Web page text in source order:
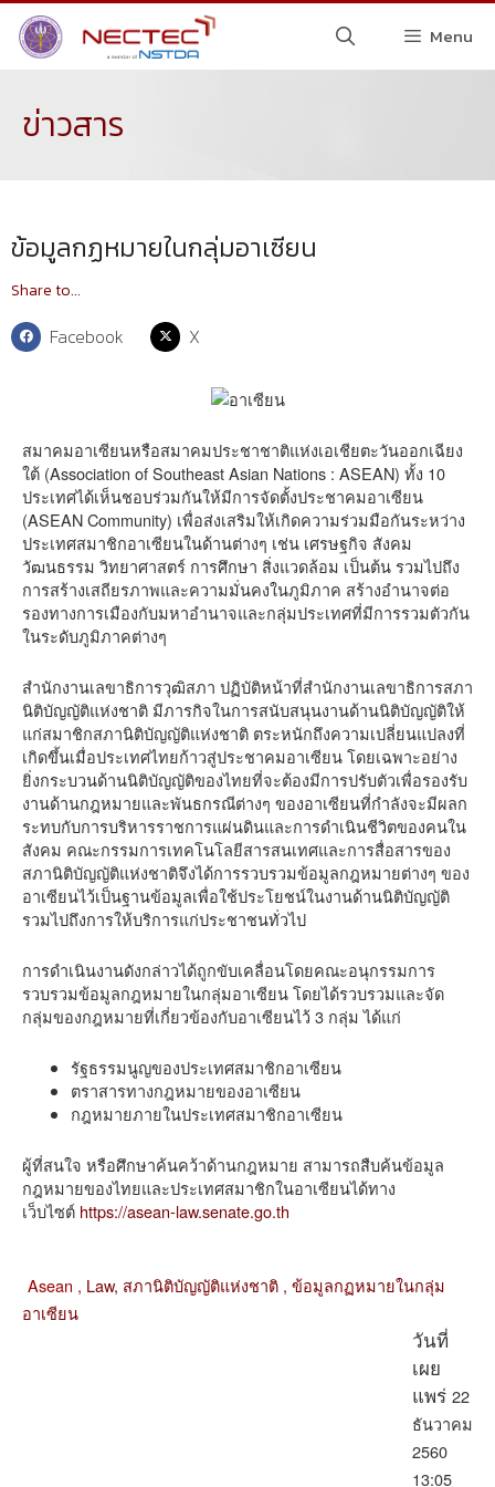
Menu
ข่าวสาร
ข้อมูลกฏหมายในกลุ่มอาเซียน
Share to...
Facebook X
สมาคมอาเซียนหรือสมาคมประชาชาติแห่งเอเชียตะวันออกเฉียง
ใต้ (Association of Southeast Asian Nations : ASEAN) ทั้ง 10
ประเทศได้เห็นชอบร่วมกันให้มีการจัดตั้งประชาคมอาเซียน
(ASEAN Community) เพื่อส่งเสริมให้เกิดความร่วมมือกันระหว่าง
ประเทศสมาชิกอาเซียนในด้านต่างๆ เช่น เศรษฐกิจ สังคม
วัฒนธรรม วิทยาศาสตร์ การศึกษา สิ่งแวดล้อม เป็นต้น รวมไปถึง
การสร้างเสถียรภาพและความมั่นคงในภูมิภาค สร้างอำนาจต่อ
รองทางการเมืองกับมหาอำนาจและกลุ่มประเทศที่มีการรวมตัวกัน
ในระดับภูมิภาคต่างๆ
สำนักงานเลขาธิการวุฒิสภา ปฏิบัติหน้าที่สำนักงานเลขาธิการสภา
นิติบัญญัติแห่งชาติ มีภารกิจในการสนับสนุนงานด้านนิติบัญญัติให้
แก่สมาชิกสภานิติบัญญัติแห่งชาติ ตระหนักถึงความเปลี่ยนแปลงที่
เกิดขึ้นเมื่อประเทศไทยก้าวสู่ประชาคมอาเซียน โดยเฉพาะอย่าง
ยิ่งกระบวนด้านนิติบัญญัติของไทยที่จะต้องมีการปรับตัวเพื่อรองรับ
งานด้านกฎหมายและพันธกรณีต่างๆ ของอาเซียนที่กำลังจะมีผลก
ระทบกับการบริหารราชการแผ่นดินและการดำเนินชีวิตของคนใน
สังคม คณะกรรมการเทคโนโลยีสารสนเทศและการสื่อสารของ
สภานิติบัญญัติแห่งชาติจึงได้การรวบรวมข้อมูลกฎหมายต่างๆ ของ
อาเซียนไว้เป็นฐานข้อมูลเพื่อใช้ประโยชน์ในงานด้านนิติบัญญัติ
รวมไปถึงการให้บริการแก่ประชาชนทั่วไป
การดำเนินงานดังกล่าวได้ถูกขับเคลื่อนโดยคณะอนุกรรมการ
รวบรวมข้อมูลกฎหมายในกลุ่มอาเซียน โดยได้รวบรวมและจัด
กลุ่มของกฎหมายที่เกี่ยวข้องกับอาเซียนไว้ 3 กลุ่ม ได้แก่
รัฐธรรมนูญของประเทศสมาชิกอาเซียน
ตราสารทางกฎหมายของอาเซียน
กฎหมายภายในประเทศสมาชิกอาเซียน
ผู้ที่สนใจ หรือศึกษาค้นคว้าด้านกฎหมาย สามารถสืบค้นข้อมูล
กฎหมายของไทยและประเทศสมาชิกในอาเซียนได้ทาง
เว็บไซต์ https://asean-law.senate.go.th
Asean , Law, สภานิติบัญญัติแห่งชาติ , ข้อมูลกฏหมายในกลุ่ม
อาเซียน
วันที่
เผย
แพร่ 22
ธันวาคม
2560
13:05